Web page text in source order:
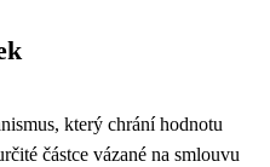
který chrání hodnotu
částce vázané na smlouvu